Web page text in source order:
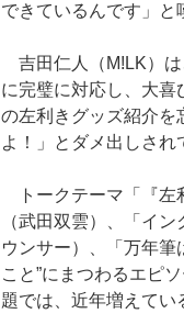
できているんです」と
吉田仁人（M!LK）は
に完璧に対応し、大
の左利きグッズ紹介を
よ！」とダメ出しされ
トークテーマ「『左
（武田双雲）、「イ
ウンサー）、「万年筆
こと”にまつわるエピ
題では、近年増えてい